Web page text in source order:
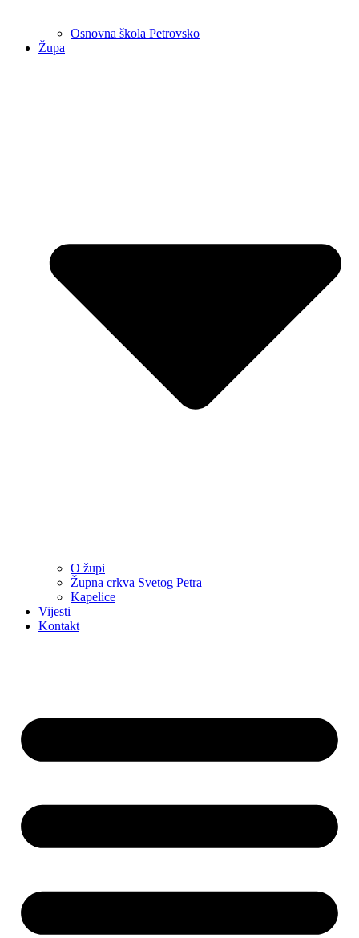
Osnovna škola Petrovsko
Župa
O župi
Župna crkva Svetog Petra
Kapelice
Vijesti
Kontakt